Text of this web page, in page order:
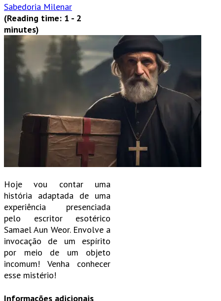
Sabedoria Milenar
(Reading time: 1 - 2
minutes)
Hoje vou contar uma
história adaptada de uma
experiência presenciada
pelo escritor esotérico
Samael Aun Weor. Envolve a
invocação de um espírito
por meio de um objeto
incomum! Venha conhecer
esse mistério!
Informações adicionais